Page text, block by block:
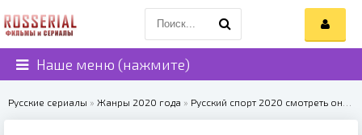
Наше меню (нажмите)
Русские сериалы » Жанры 2020 года » Русский спорт 2020 смотреть онлайн